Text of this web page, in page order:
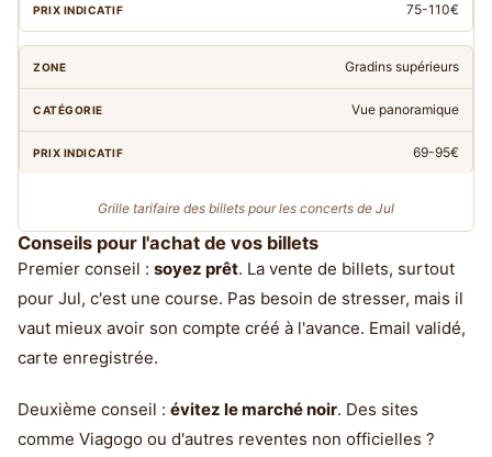
Grille tarifaire des billets pour les concerts de Jul
75-110€
Gradins supérieurs
Vue panoramique
69-95€
Conseils pour l'achat de vos billets
Premier conseil : soyez prêt. La vente de billets, surtout
pour Jul, c'est une course. Pas besoin de stresser, mais il
vaut mieux avoir son compte créé à l'avance. Email validé,
carte enregistrée.
Deuxième conseil : évitez le marché noir. Des sites
comme Viagogo ou d'autres reventes non officielles ?